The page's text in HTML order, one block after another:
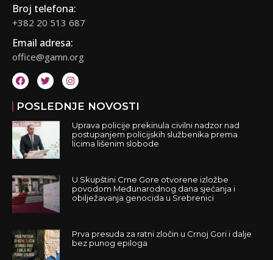
Broj telefona:
+382 20 513 687
Email adresa:
office@gamn.org
POSLEDNJE NOVOSTI
Uprava policije prekinula civilni nadzor nad
postupanjem policijskih službenika prema
licima lišenim slobode
U Skupštini Crne Gore otvorene izložbe
povodom Međunarodnog dana sjećanja i
obilježavanja genocida u Srebrenici
Prva presuda za ratni zločin u Crnoj Gori i dalje
bez punog epiloga